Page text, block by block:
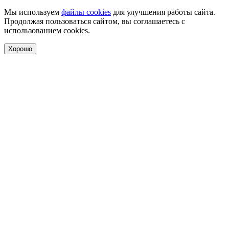
Мы используем файлы cookies для улучшения работы сайта.
Продолжая пользоваться сайтом, вы соглашаетесь с
использованием cookies.
Хорошо